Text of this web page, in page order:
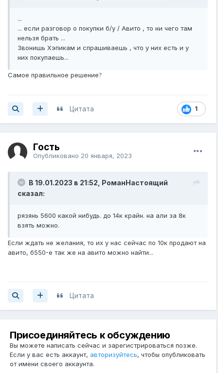
...
... если разговор о покупки б/у / Авито , то ни чего там
нельзя брать ...
Звонишь Хэпикам и спрашиваешь , что у них есть и у
них покупаешь...
Самое правильное решение?
1
Цитата
Гость
Опубликовано 20 января, 2023
В 19.01.2023 в 21:52, РоманНастоящий
сказал:
рязянь 5600 какой нибудь. до 14к крайн. на али за 8к
взять можно.
Если ждать не желания, то их у нас сейчас по 10к продают на
авито, б550-е так же на авито можно найти...
Цитата
Присоединяйтесь к обсуждению
Вы можете написать сейчас и зарегистрироваться позже.
Если у вас есть аккаунт, авторизуйтесь, чтобы опубликовать
от имени своего аккаунта.